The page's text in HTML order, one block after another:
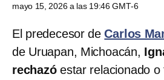
mayo 15, 2026 a las 19:46 GMT-6
El predecesor deCarlos
de Uruapan, Michoacán,
rechazóestar relacionado o